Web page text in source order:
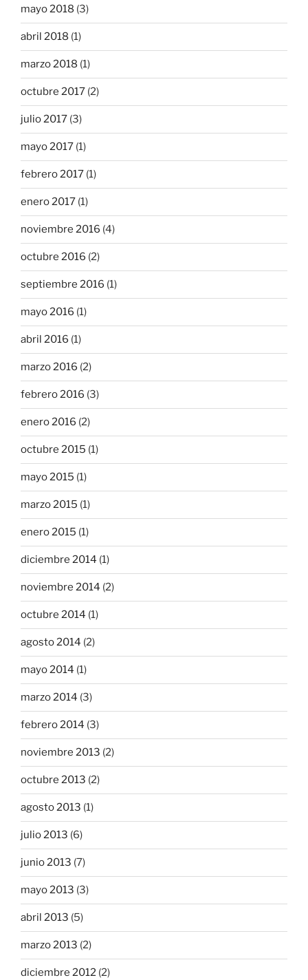
mayo 2018 (3)
abril 2018 (1)
marzo 2018 (1)
octubre 2017 (2)
julio 2017 (3)
mayo 2017 (1)
febrero 2017 (1)
enero 2017 (1)
noviembre 2016 (4)
octubre 2016 (2)
septiembre 2016 (1)
mayo 2016 (1)
abril 2016 (1)
marzo 2016 (2)
febrero 2016 (3)
enero 2016 (2)
octubre 2015 (1)
mayo 2015 (1)
marzo 2015 (1)
enero 2015 (1)
diciembre 2014 (1)
noviembre 2014 (2)
octubre 2014 (1)
agosto 2014 (2)
mayo 2014 (1)
marzo 2014 (3)
febrero 2014 (3)
noviembre 2013 (2)
octubre 2013 (2)
agosto 2013 (1)
julio 2013 (6)
junio 2013 (7)
mayo 2013 (3)
abril 2013 (5)
marzo 2013 (2)
diciembre 2012 (2)